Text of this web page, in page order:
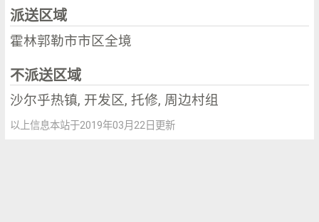
派送区域
霍林郭勒市市区全境
不派送区域
沙尔乎热镇, 开发区, 托修, 周边村组
以上信息本站于2019年03月22日更新